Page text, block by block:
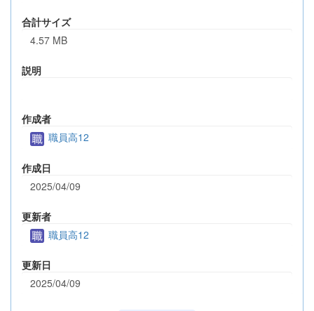
合計サイズ
4.57 MB
説明
作成者
職員高12
作成日
2025/04/09
更新者
職員高12
更新日
2025/04/09